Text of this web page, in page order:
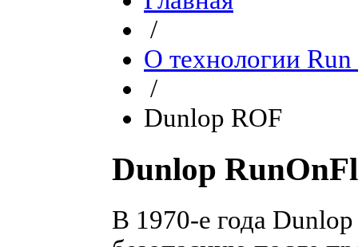
/
О технологии Run
/
Dunlop ROF
Dunlop
В 1970-е года